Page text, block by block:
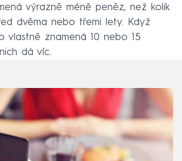
výrazně méně peněz, než kolik
dvěma nebo třemi lety. Když
vlastně znamená 10 nebo 15
dá víc.